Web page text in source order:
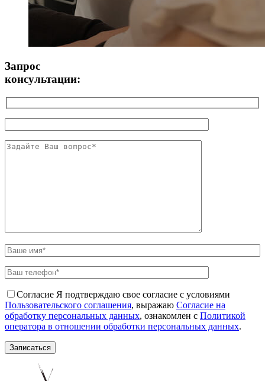
Запрос
консультации:
Согласие Я подтверждаю свое согласие с условиями
Пользовательского соглашения, выражаю Согласие на
обработку персональных данных, ознакомлен с Политикой
оператора в отношении обработки персональных данных.